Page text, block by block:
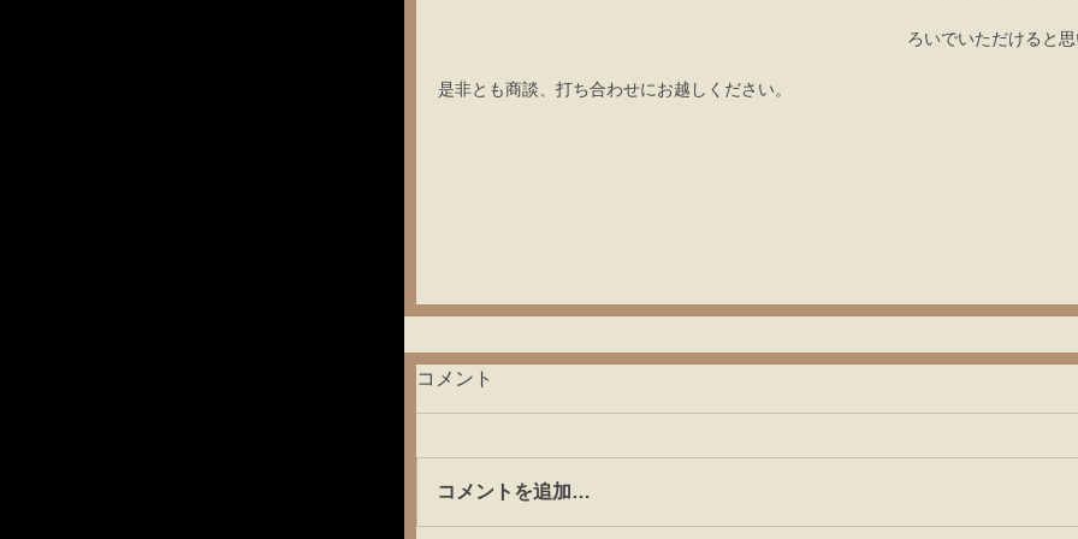
ろいでいただけると
是非とも商談、打ち合わせにお越しください。
コメント
コメントを追加…